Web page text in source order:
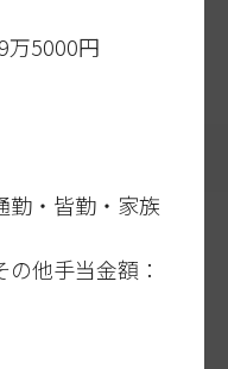
万5000円
勤・皆勤・家族
他手当金額：